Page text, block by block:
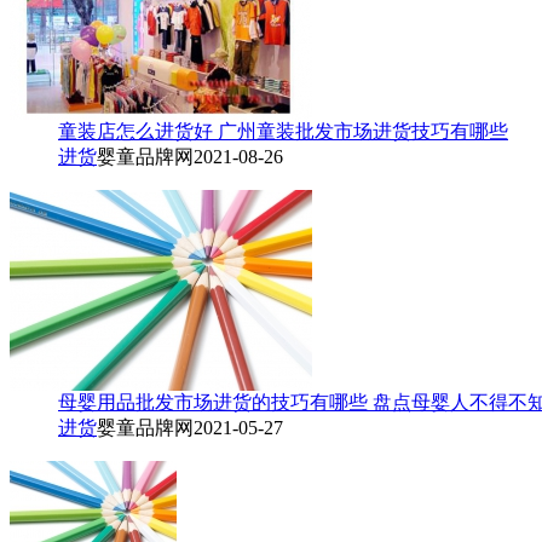
童装店怎么进货好 广州童装批发市场进货技巧有哪些
进货婴童品牌网 2021-08-26
母婴用品批发市场进货的技巧有哪些 盘点母婴人不得不
进货婴童品牌网 2021-05-27